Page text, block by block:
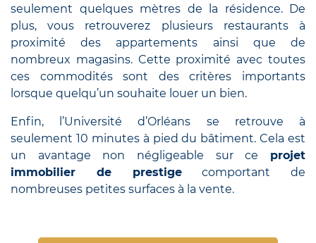
seulement quelques mètres de la résidence. De
plus, vous retrouverez plusieurs restaurants à
proximité des appartements ainsi que de
nombreux magasins. Cette proximité avec toutes
ces commodités sont des critères importants
lorsque quelqu’un souhaite louer un bien.
Enfin, l’Université d’Orléans se retrouve à
seulement 10 minutes à pied du bâtiment. Cela est
un avantage non négligeable sur ce projet
immobilier de prestigecomportant de
nombreuses petites surfaces à la vente.